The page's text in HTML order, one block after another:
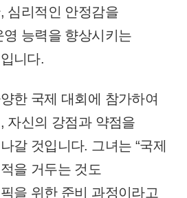
심리적인 안정감을
능력을 향상시키는
니다.
한 국제 대회에 참가하여
자신의 강점과 약점을
갈 것입니다. 그녀는 “국제
을 거두는 것도
을 위한 준비 과정이라고